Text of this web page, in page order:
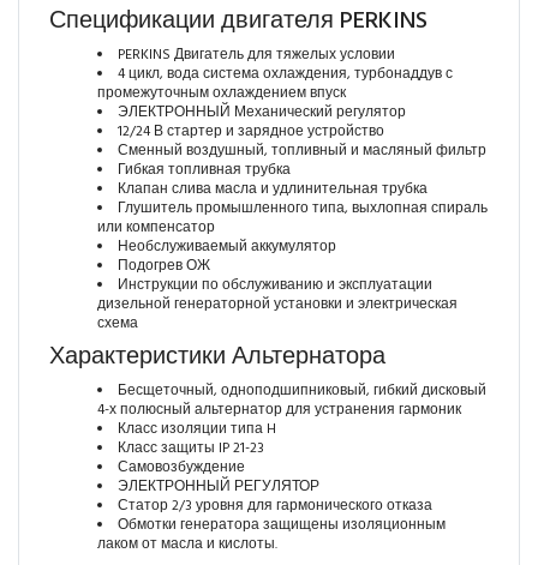
Спецификации двигателя PERKINS
PERKINS Двигатель для тяжелых условии
4 цикл, вода система охлаждения, турбонаддув с
промежуточным охлаждением впуск
ЭЛЕКТРОННЫЙ Механический регулятор
12/24 В стартер и зарядное устройство
Сменный воздушный, топливный и масляный фильтр
Гибкая топливная трубка
Клапан слива масла и удлинительная трубка
Глушитель промышленного типа, выхлопная спираль
или компенсатор
Необслуживаемый аккумулятор
Подогрев ОЖ
Инструкции по обслуживанию и эксплуатации
дизельной генераторной установки и электрическая
схема
Характеристики Альтернатора
Бесщеточный, одноподшипниковый, гибкий дисковый
4-х полюсный альтернатор для устранения гармоник
Класс изоляции типа H
Класс защиты IP 21-23
Самовозбуждение
ЭЛЕКТРОННЫЙ РЕГУЛЯТОР
Статор 2/3 уровня для гармонического отказа
Обмотки генератора защищены изоляционным
лаком от масла и кислоты.